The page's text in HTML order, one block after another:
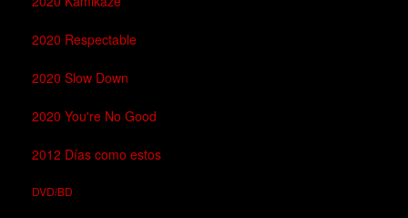
2020 Respectable
2020 Slow Down
2020 You're No Good
2012 Días como estos
DVD/BD